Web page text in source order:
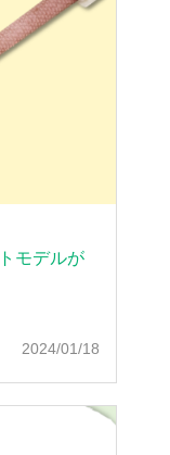
2024/01/18
モデルが